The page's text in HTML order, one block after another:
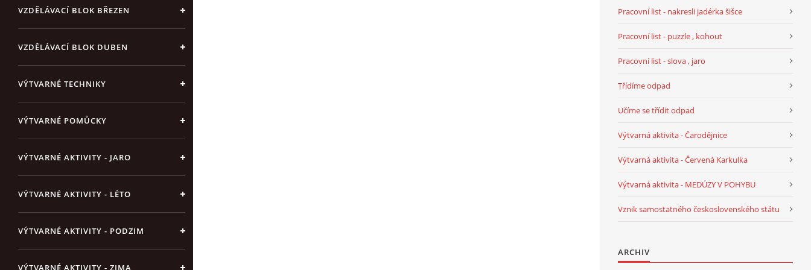
VZDĚLÁVACÍ BLOK BŘEZEN
VZDĚLÁVACÍ BLOK DUBEN
VÝTVARNÉ TECHNIKY
VÝTVARNÉ POMŮCKY
VÝTVARNÉ AKTIVITY - JARO
VÝTVARNÉ AKTIVITY - LÉTO
VÝTVARNÉ AKTIVITY - PODZIM
VÝTVARNÉ AKTIVITY - ZIMA
Pracovní list - nakresli jadérka šišce
Pracovní list - puzzle , kohout
Pracovní list - slova , jaro
Třídíme odpad
Učíme se třídit odpad
Výtvarná aktivita - Čarodějnice
Výtvarná aktivita - Červená Karkulka
Výtvarná aktivita - MEDÚZY V POHYBU
Vznik samostatného československého státu
ARCHIV